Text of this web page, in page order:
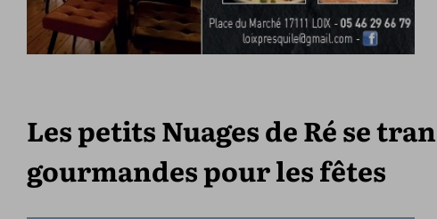
Les petits Nuages de Ré se
gourmandes pour les fêtes